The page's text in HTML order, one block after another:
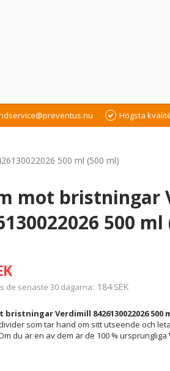
Högsta
500 ml (500 ml)
mot bristningar
500
de senaste 30 dagarna 184 SEK
bristningar Verdimill 8426130022026 500
som tar hand om sitt utseende och
du är en av dem är de 100 % ursprungliga